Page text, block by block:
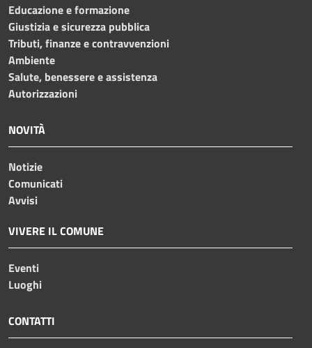
Educazione e formazione
Giustizia e sicurezza pubblica
Tributi, finanze e contravvenzioni
Ambiente
Salute, benessere e assistenza
Autorizzazioni
NOVITÀ
Notizie
Comunicati
Avvisi
VIVERE IL COMUNE
Eventi
Luoghi
CONTATTI